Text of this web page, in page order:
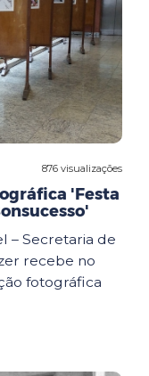
876 visualizações
'Festa
– Secretaria de
recebe no
fotográfica